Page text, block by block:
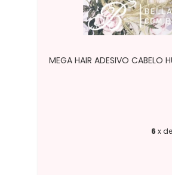
MEGA HAIR ADESIVO CABELO
6 x de